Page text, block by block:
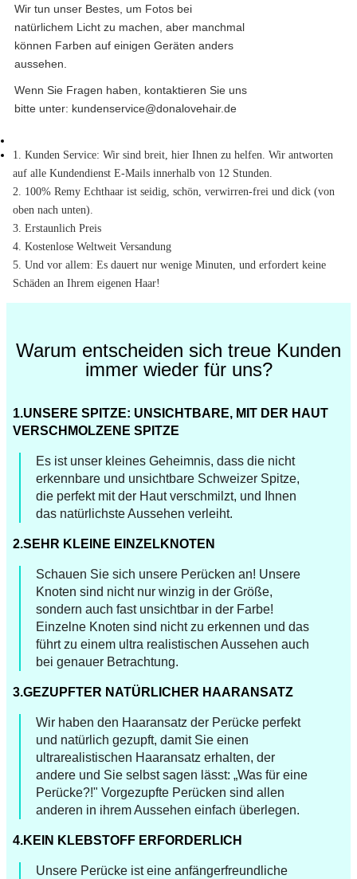
Wir tun unser Bestes, um Fotos bei
natürlichem Licht zu machen, aber manchmal
können Farben auf einigen Geräten anders
aussehen.
Wenn Sie Fragen haben, kontaktieren Sie uns
bitte unter: kundenservice@donalovehair.de
1. Kunden Service: Wir sind breit, hier Ihnen zu helfen. Wir antworten
auf alle Kundendienst E-Mails innerhalb von 12 Stunden.
2. 100% Remy Echthaar ist seidig, schön, verwirren-frei und dick (von
oben nach unten).
3. Erstaunlich Preis
4. Kostenlose Weltweit Versandung
5. Und vor allem: Es dauert nur wenige Minuten, und erfordert keine
Schäden an Ihrem eigenen Haar!
Warum entscheiden sich treue Kunden
immer wieder für uns?
1.UNSERE SPITZE: UNSICHTBARE, MIT DER HAUT
VERSCHMOLZENE SPITZE
Es ist unser kleines Geheimnis, dass die nicht
erkennbare und unsichtbare Schweizer Spitze,
die perfekt mit der Haut verschmilzt, und Ihnen
das natürlichste Aussehen verleiht.
2.SEHR KLEINE EINZELKNOTEN
Schauen Sie sich unsere Perücken an! Unsere
Knoten sind nicht nur winzig in der Größe,
sondern auch fast unsichtbar in der Farbe!
Einzelne Knoten sind nicht zu erkennen und das
führt zu einem ultra realistischen Aussehen auch
bei genauer Betrachtung.
3.GEZUPFTER NATÜRLICHER HAARANSATZ
Wir haben den Haaransatz der Perücke perfekt
und natürlich gezupft, damit Sie einen
ultrarealistischen Haaransatz erhalten, der
andere und Sie selbst sagen lässt: „Was für eine
Perücke?!" Vorgezupfte Perücken sind allen
anderen in ihrem Aussehen einfach überlegen.
4.KEIN KLEBSTOFF ERFORDERLICH
Unsere Perücke ist eine anfängerfreundliche